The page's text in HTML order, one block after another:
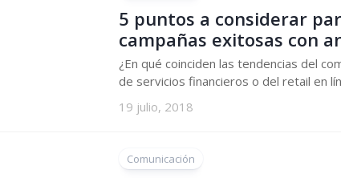
5 puntos a considerar
campañas exitosas con
¿En qué coinciden las tendencias del
de servicios financieros o del retail en
19 julio, 2018
Comunicación